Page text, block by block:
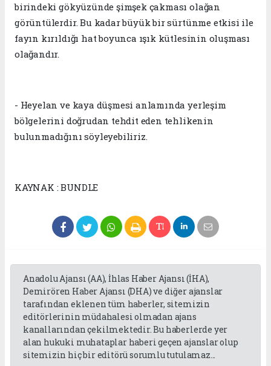
birindeki gökyüzünde şimşek çakması olağan
görüntülerdir. Bu kadar büyük bir sürtünme etkisi ile
fayın kırıldığı hat boyunca ışık kütlesinin oluşması
olağandır.
- Heyelan ve kaya düşmesi anlamında yerleşim
bölgelerini doğrudan tehdit eden tehlikenin
bulunmadığını söyleyebiliriz.
KAYNAK : BUNDLE
Anadolu Ajansı (AA), İhlas Haber Ajansı (İHA),
Demirören Haber Ajansı (DHA) ve diğer ajanslar
tarafından eklenen tüm haberler, sitemizin
editörlerinin müdahalesi olmadan ajans
kanallarından çekilmektedir. Bu haberlerde yer
alan hukuki muhataplar haberi geçen ajanslar olup
sitemizin hiç bir editörü sorumlu tutulamaz...